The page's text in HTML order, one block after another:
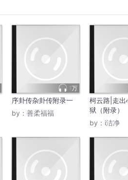
1万
序卦传杂卦传附录一
by： 善柔福福
柯云路|走出
狱（附录）
by： i洁净